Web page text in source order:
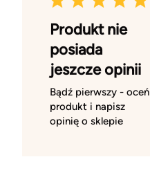
Produkt nie
posiada
jeszcze opinii
Bądź pierwszy - oceń
produkt i napisz
opinię o sklepie